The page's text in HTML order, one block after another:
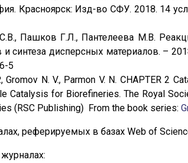
Красноярск: Изд-во СФУ. 2018. 14
Пашков Г.Л., Пантелеева М.В.
и синтеза дисперсных материалов. –
5
Gromov N. V., Parmon V. N. CHAPTER 2
Catalysis for Biorefineries. The Royal
(RSC Publishing) From the book series:
реферируемых в базах Web of